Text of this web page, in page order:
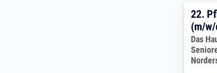
22.
22.
(m/
Das